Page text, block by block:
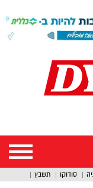
סודוקו תשבץ